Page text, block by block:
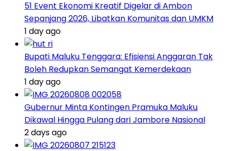
51 Event Ekonomi Kreatif Digelar di Ambon
Sepanjang 2026, Libatkan Komunitas dan UMKM
1 day ago
Bupati Maluku Tenggara: Efisiensi Anggaran Tak
Boleh Redupkan Semangat Kemerdekaan
1 day ago
Gubernur Minta Kontingen Pramuka Maluku
Dikawal Hingga Pulang dari Jambore Nasional
2 days ago